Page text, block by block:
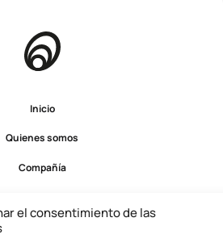
el consentimiento de las
Inicio
Quienes somos
Compañía